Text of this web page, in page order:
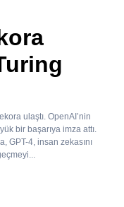
ulaştı. OpenAI’nin
bir başarıya imza attı.
GPT-4, insan zekasını